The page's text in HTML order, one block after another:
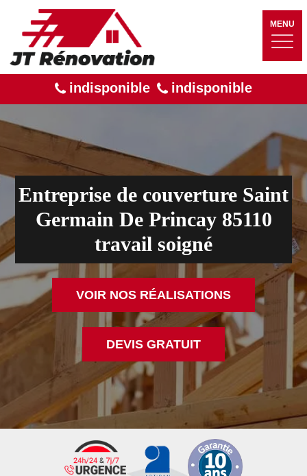
MENU
indisponible indisponible
Entreprise de couverture Saint
Germain De Princay 85110
travail soigné
VOIR NOS RÉALISATIONS
DEVIS GRATUIT